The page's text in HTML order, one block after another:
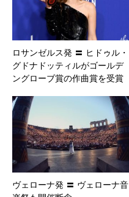
ロサンゼルス発 〓 ヒドゥル・
グドナドッティルがゴールデ
ングローブ賞の作曲賞を受賞
ヴェローナ発 〓 ヴェローナ音